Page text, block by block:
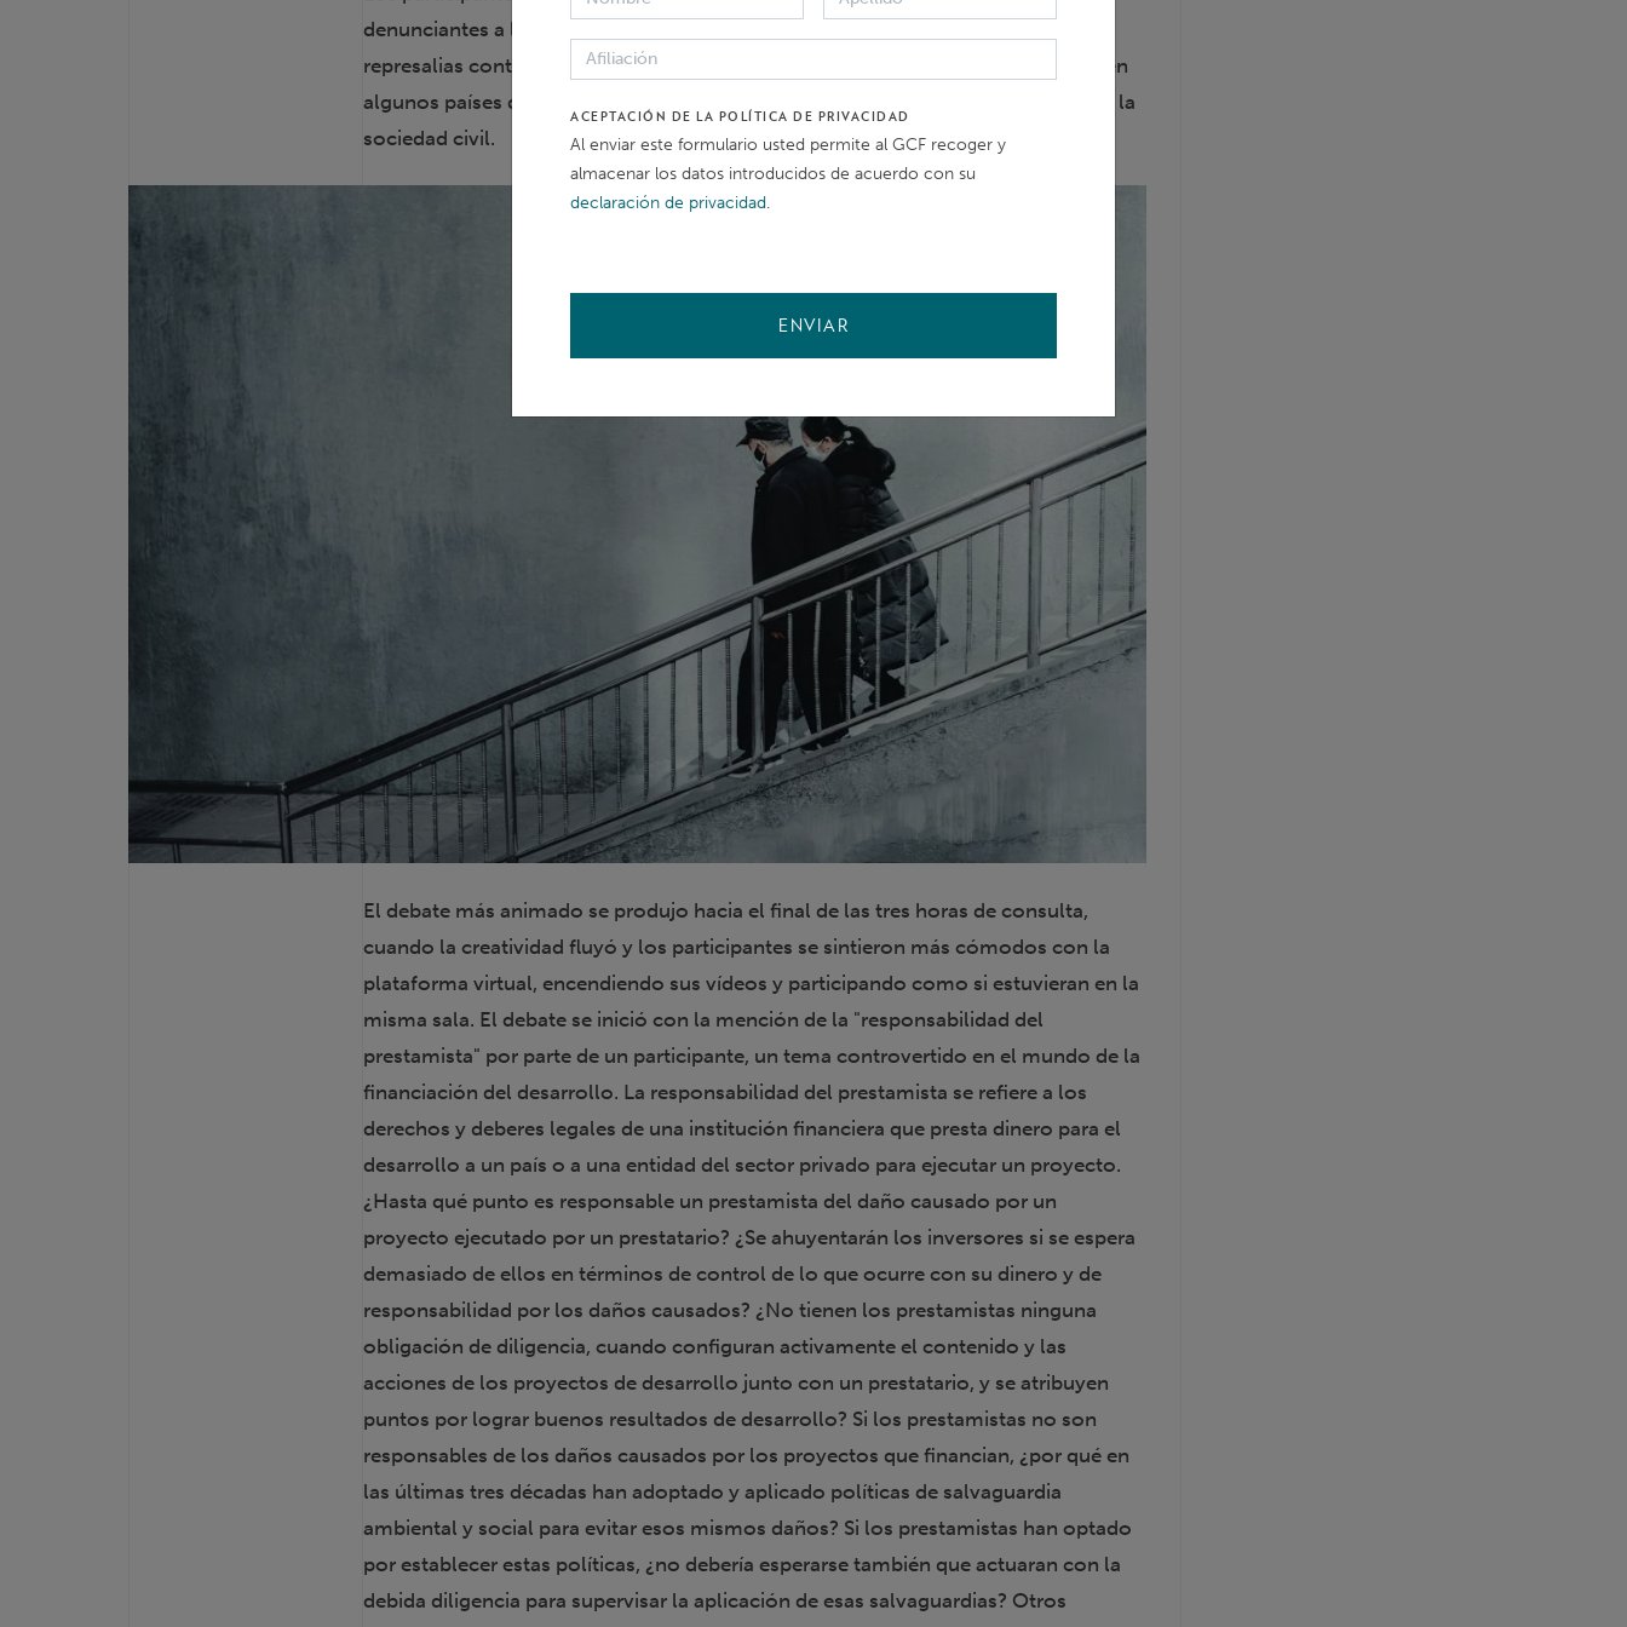
denunciantes a la hora de obtener recursos frente a los crecientes incidentes de
represalias contra ellos. Esto se ve agravado por la pandemia de Covid-19 que, en
algunos países de la región asiática, ha provocado restricciones en el espacio de la
sociedad civil.
El debate más animado se produjo hacia el final de las tres horas de consulta,
cuando la creatividad fluyó y los participantes se sintieron más cómodos con la
plataforma virtual, encendiendo sus vídeos y participando como si estuvieran en la
misma sala. El debate se inició con la mención de la "responsabilidad del
prestamista" por parte de un participante, un tema controvertido en el mundo de la
financiación del desarrollo. La responsabilidad del prestamista se refiere a los
derechos y deberes legales de una institución financiera que presta dinero para el
desarrollo a un país o a una entidad del sector privado para ejecutar un proyecto.
¿Hasta qué punto es responsable un prestamista del daño causado por un
proyecto ejecutado por un prestatario? ¿Se ahuyentarán los inversores si se espera
demasiado de ellos en términos de control de lo que ocurre con su dinero y de
responsabilidad por los daños causados? ¿No tienen los prestamistas ninguna
obligación de diligencia, cuando configuran activamente el contenido y las
acciones de los proyectos de desarrollo junto con un prestatario, y se atribuyen
puntos por lograr buenos resultados de desarrollo? Si los prestamistas no son
responsables de los daños causados por los proyectos que financian, ¿por qué en
las últimas tres décadas han adoptado y aplicado políticas de salvaguardia
ambiental y social para evitar esos mismos daños? Si los prestamistas han optado
por establecer estas políticas, ¿no debería esperarse también que actuaran con la
debida diligencia para supervisar la aplicación de esas salvaguardias? Otros
ACEPTACIÓN DE LA POLÍTICA DE PRIVACIDAD
Al enviar este formulario usted permite al GCF recoger y
almacenar los datos introducidos de acuerdo con su
declaración de privacidad.
ENVIAR